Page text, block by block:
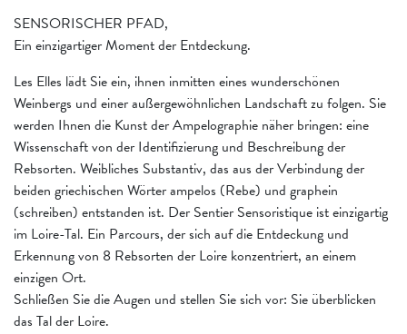
SENSORISCHER PFAD,
Ein einzigartiger Moment der Entdeckung.
Les Elles lädt Sie ein, ihnen inmitten eines wunderschönen
Weinbergs und einer außergewöhnlichen Landschaft zu folgen. Sie
werden Ihnen die Kunst der Ampelographie näher bringen: eine
Wissenschaft von der Identifizierung und Beschreibung der
Rebsorten. Weibliches Substantiv, das aus der Verbindung der
beiden griechischen Wörter ampelos (Rebe) und graphein
(schreiben) entstanden ist. Der Sentier Sensoristique ist einzigartig
im Loire-Tal. Ein Parcours, der sich auf die Entdeckung und
Erkennung von 8 Rebsorten der Loire konzentriert, an einem
einzigen Ort.
Schließen Sie die Augen und stellen Sie sich vor: Sie überblicken
das Tal der Loire.